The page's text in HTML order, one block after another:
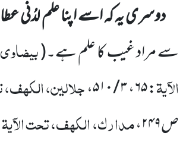
دوسری یہ کہ اسے اپنا علم لدُنی عطا
سے مراد غیب کا علم ہے۔(
الآیۃ: ۶۵، ۳ / ۵۱۰، جلالین،
ص۲۴۹،
مدارک، الکھف، تحت الآیۃ